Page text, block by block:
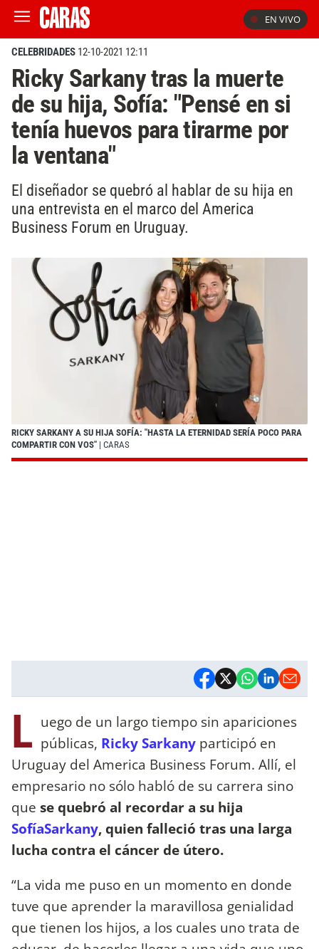
EN VIVO
CELEBRIDADES 12-10-2021 12:11
Ricky Sarkany tras la muerte
de su hija, Sofía: "Pensé en si
tenía huevos para tirarme por
la ventana"
El diseñador se quebró al hablar de su hija en
una entrevista en el marco del America
Business Forum en Uruguay.
RICKY SARKANY A SU HIJA SOFÍA: "HASTA LA ETERNIDAD SERÍA POCO PARA
COMPARTIR CON VOS" | CARAS
L uego de un largo tiempo sin apariciones
públicas, Ricky Sarkany participó en
Uruguay del America Business Forum. Allí, el
empresario no sólo habló de su carrera sino
que se quebró al recordar a su hija
SofíaSarkany, quien falleció tras una larga
lucha contra el cáncer de útero.
“La vida me puso en un momento en donde
tuve que aprender la maravillosa genialidad
que tienen los hijos, a los cuales uno trata de